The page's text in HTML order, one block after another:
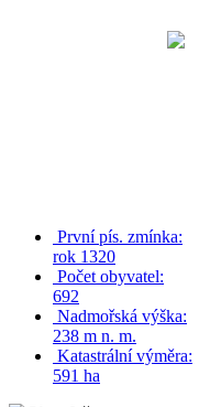
První pís. zmínka:
rok 1320
Počet obyvatel:
692
Nadmořská výška:
238 m n. m.
Katastrální výměra:
591 ha